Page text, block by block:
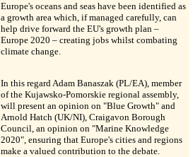
Europe's oceans and seas have been identified as
a growth area which, if managed carefully, can
help drive forward the EU's growth plan –
Europe 2020 – creating jobs whilst combating
climate change.
In this regard Adam Banaszak (PL/EA), member
of the Kujawsko-Pomorskie regional assembly,
will present an opinion on "Blue Growth" and
Arnold Hatch (UK/NI), Craigavon Borough
Council, an opinion on "Marine Knowledge
2020", ensuring that Europe's cities and regions
make a valued contribution to the debate.